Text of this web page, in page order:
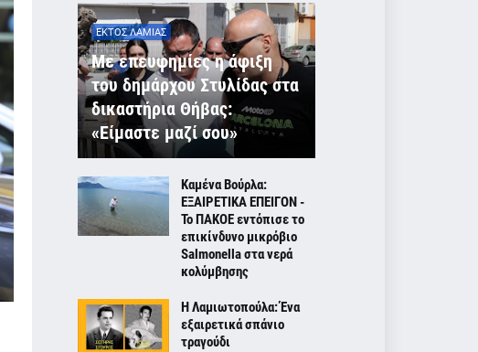
ΕΚΤΟΣ ΛΑΜΙΑΣ
Με επευφημίες η άφιξη
του δημάρχου Στυλίδας στα
δικαστήρια Θήβας:
«Είμαστε μαζί σου»
Καμένα Βούρλα:
ΕΞΑΙΡΕΤΙΚΑ ΕΠΕΙΓΟΝ -
Το ΠΑΚΟΕ εντόπισε το
επικίνδυνο μικρόβιο
Salmonella στα νερά
κολύμβησης
Η Λαμιωτοπούλα: Ένα
εξαιρετικά σπάνιο
τραγούδι